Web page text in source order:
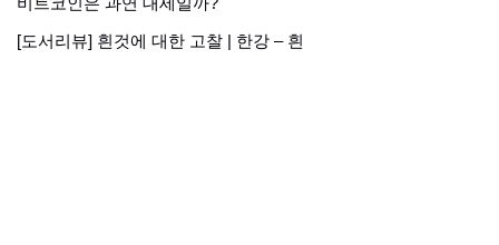
[도서리뷰] 흰것에 대한 고찰 | 한강 – 흰